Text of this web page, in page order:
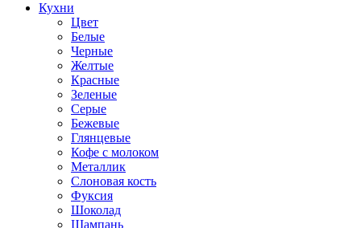
Кухни
Цвет
Белые
Черные
Желтые
Красные
Зеленые
Серые
Бежевые
Глянцевые
Кофе с молоком
Металлик
Слоновая кость
Фуксия
Шоколад
Шампань